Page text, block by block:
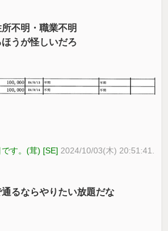
不明・職業不明
うが怪しいだろ
す。(茸) [SE] 2024/10/03(木) 20:51:41.
るならやりたい放題だな